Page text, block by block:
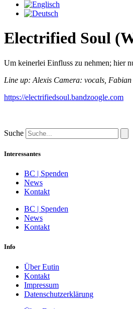
Electrified Soul
Um keinerlei Einfluss zu nehmen; hier
Line up: Alexis Camera: vocals,
https://electrifiedsoul.bandzoogle.com
Suche
Interessantes
BC | Spenden
News
Kontakt
BC | Spenden
News
Kontakt
Info
Über Eutin
Kontakt
Impressum
Datenschutzerklärung